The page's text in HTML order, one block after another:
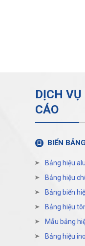
DỊCH VỤ
CÁO
BIỂN
Bảng hiệu
Bảng hiệu
Bảng biển
Bảng hiệu
Mẫu bảng
Bảng hiệu